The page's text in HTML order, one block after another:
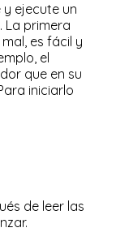
ejecute un
La primera
es fácil y
el
que en su
iniciarlo
de leer las